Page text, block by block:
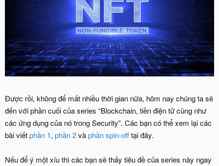
Được rồi, không để mất nhiều thời gian nữa, hôm nay chúng ta sẽ
đến với phần cuối của series “Blockchain, tiền điện tử cũng như
các ứng dụng của nó trong Security”. Các bạn có thể xem lại các
bài viếtphần 1, phần 2vàphần spin-offtại đây.
Nếu để ý một xíu thì các bạn sẽ thấy tiêu đề của series này ngay